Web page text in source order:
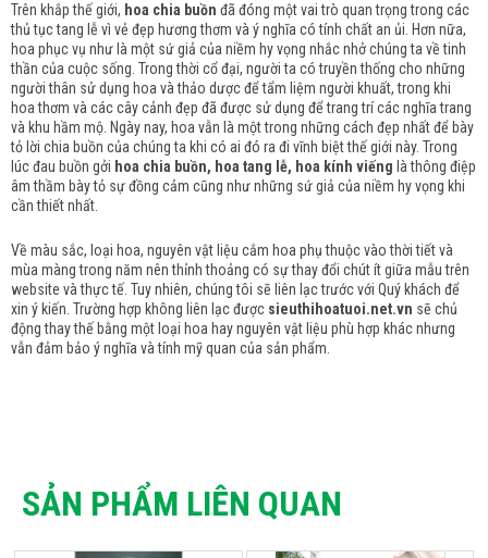
Trên khắp thế giới, hoa chia buồn đã đóng một vai trò quan trọng trong các
thủ tục tang lễ vì vẻ đẹp hương thơm và ý nghĩa có tính chất an ủi. Hơn nữa,
hoa phục vụ như là một sứ giả của niềm hy vọng nhắc nhở chúng ta về tinh
thần của cuộc sống. Trong thời cổ đại, người ta có truyền thống cho những
người thân sử dụng hoa và thảo dược để tẩm liệm người khuất, trong khi
hoa thơm và các cây cảnh đẹp đã được sử dụng để trang trí các nghĩa trang
và khu hầm mộ. Ngày nay, hoa vẫn là một trong những cách đẹp nhất để bày
tỏ lời chia buồn của chúng ta khi có ai đó ra đi vĩnh biệt thế giới này. Trong
lúc đau buồn gởi hoa chia buồn, hoa tang lễ, hoa kính viếng là thông điệp
âm thầm bày tỏ sự đồng cảm cũng như những sứ giả của niềm hy vọng khi
cần thiết nhất.
Về màu sắc, loại hoa, nguyên vật liệu cắm hoa phụ thuộc vào thời tiết và
mùa màng trong năm nên thỉnh thoảng có sự thay đổi chút ít giữa mẫu trên
website và thực tế. Tuy nhiên, chúng tôi sẽ liên lạc trước với Quý khách để
xin ý kiến. Trường hợp không liên lạc được sieuthihoatuoi.net.vn sẽ chủ
động thay thế bằng một loại hoa hay nguyên vật liệu phù hợp khác nhưng
vẫn đảm bảo ý nghĩa và tính mỹ quan của sản phẩm.
SẢN PHẨM LIÊN QUAN